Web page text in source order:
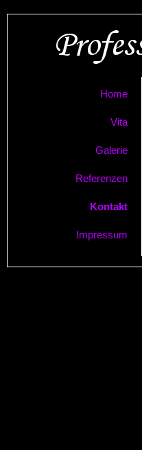
Home
Vita
Galerie
Referenzen
Kontakt
Impressum